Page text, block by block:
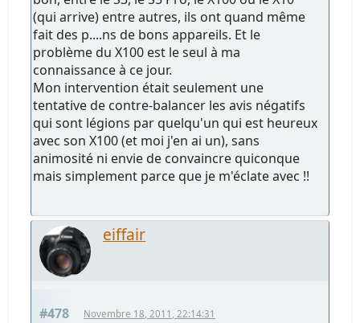
(qui arrive) entre autres, ils ont quand même
fait des p....ns de bons appareils. Et le
problème du X100 est le seul à ma
connaissance à ce jour.
Mon intervention était seulement une
tentative de contre-balancer les avis négatifs
qui sont légions par quelqu'un qui est heureux
avec son X100 (et moi j'en ai un), sans
animosité ni envie de convaincre quiconque
mais simplement parce que je m'éclate avec !!
eiffair
#478 Novembre 18, 2011, 22:14:31